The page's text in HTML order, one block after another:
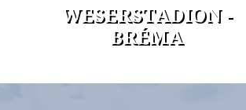
WESERSTADION -
BRÉMA